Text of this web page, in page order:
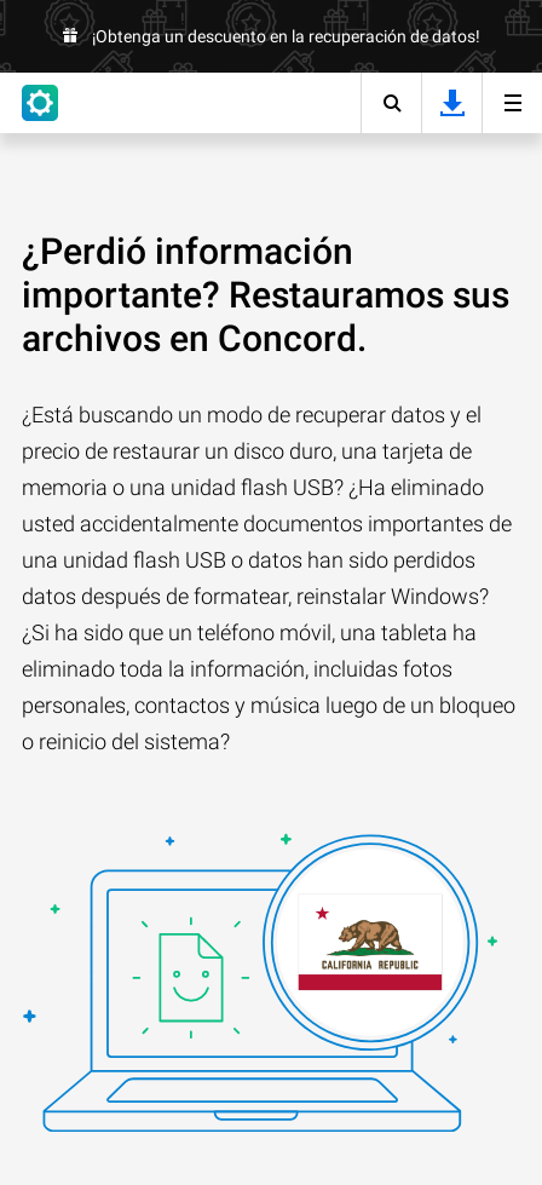
¡Obtenga un descuento en la recuperación de datos!
¿Perdió información
importante? Restauramos sus
archivos en Concord.
¿Está buscando un modo de recuperar datos y el
precio de restaurar un disco duro, una tarjeta de
memoria o una unidad flash USB? ¿Ha eliminado
usted accidentalmente documentos importantes de
una unidad flash USB o datos han sido perdidos
datos después de formatear, reinstalar Windows?
¿Si ha sido que un teléfono móvil, una tableta ha
eliminado toda la información, incluidas fotos
personales, contactos y música luego de un bloqueo
o reinicio del sistema?